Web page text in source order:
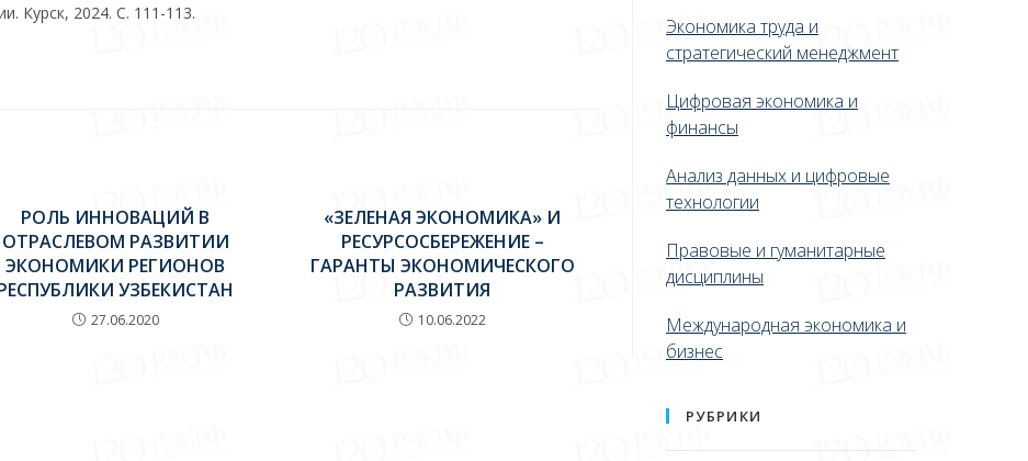
Курск, 2024. С. 111-113.
РОЛЬ ИННОВАЦИЙ В
ОТРАСЛЕВОМ РАЗВИТИИ
ЭКОНОМИКИ РЕГИОНОВ
УЗБЕКИСТАН
27.06.2020
«ЗЕЛЕНАЯ ЭКОНОМИКА» И
РЕСУРСОСБЕРЕЖЕНИЕ –
ГАРАНТЫ ЭКОНОМИЧЕСКОГО
РАЗВИТИЯ
10.06.2022
Экономика труда и
стратегический менеджмент
Цифровая экономика и
финансы
Анализ данных и цифровые
технологии
Правовые и гуманитарные
дисциплины
Международная экономика и
бизнес
РУБРИКИ